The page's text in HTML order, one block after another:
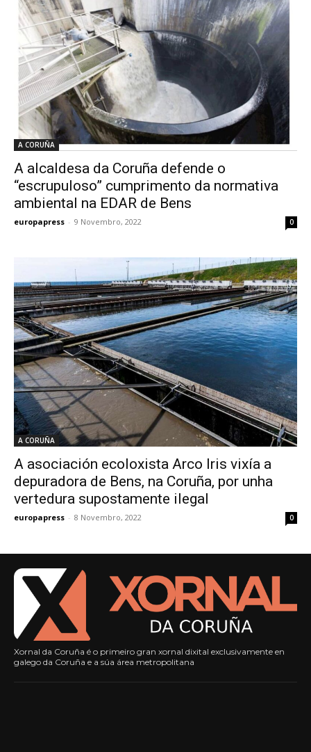
A CORUÑA
A alcaldesa da Coruña defende o
“escrupuloso” cumprimento da normativa
ambiental na EDAR de Bens
europapress - 9 Novembro, 2022 0
A CORUÑA
A asociación ecoloxista Arco Iris vixía a
depuradora de Bens, na Coruña, por unha
vertedura supostamente ilegal
europapress - 8 Novembro, 2022 0
Xornal da Coruña é o primeiro gran xornal dixital exclusivamente en
galego da Coruña e a súa área metropolitana